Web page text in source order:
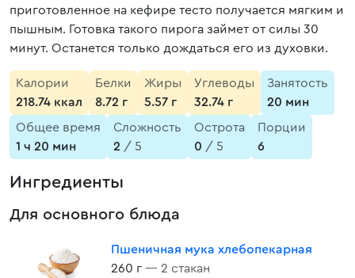
приготовленное на кефире тесто получается мягким и
пышным. Готовка такого пирога займет от силы 30
минут. Останется только дождаться его из духовки.
Калории
218.74 ккал
Белки
8.72 г
Жиры
5.57 г
Углеводы
32.74 г
Занятость
20 мин
Общее время
1 ч 20 мин
Сложность
2 / 5
Острота
0 / 5
Порции
6
Ингредиенты
Для основного блюда
Пшеничная мука хлебопекарная
260 г — 2 стакан